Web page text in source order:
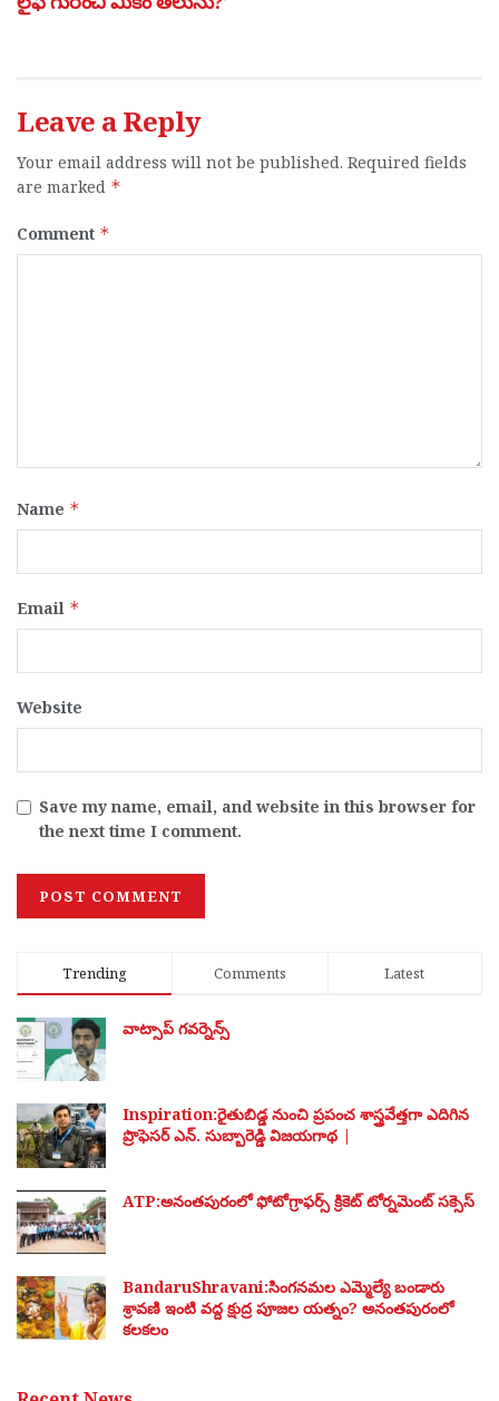
Leave a Reply
Your email address will not be published. Required fields
are marked *
Comment *
Name *
Email *
Website
Save my name, email, and website in this browser for
the next time I comment.
Trending Comments Latest
వాట్సాప్ గవర్నెన్స్
Inspiration:రైతుబిడ్డ నుంచి ప్రపంచ శాస్త్రవేత్తగా ఎదిగిన
ప్రొఫెసర్ ఎన్. సుబ్బారెడ్డి విజయగాథ |
ATP:అనంతపురంలో ఫోటోగ్రాఫర్స్ క్రికెట్ టోర్నమెంట్ సక్సెస్
BandaruShravani:సింగనమల ఎమ్మెల్యే బండారు
శ్రావణి ఇంటి వద్ద క్షుద్ర పూజల యత్నం? అనంతపురంలో
కలకలం